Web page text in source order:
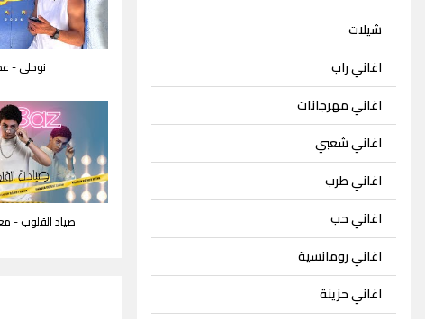
شيلات
اغاني راب
اغاني مهرجانات
اغاني شعبي
اغاني طرب
اغاني حب
اغاني رومانسية
اغاني حزينة
نوحلي -
صياد القلوب -